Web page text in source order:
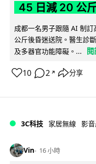
45 日減 20 公
成都一名男子跟隨 AI 制
公斤後昏迷送院。醫生診
及多器官功能障礙。...
10 2 ↗ 分享
3C科技 家居無線 影
Vin 16 小時